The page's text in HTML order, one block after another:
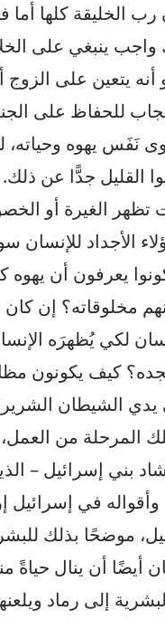
الخليقة كلها أما
واجب ينبغي على
يتعين على
للحفاظ على
يهوه وحياته،
القليل جدًّا عن
تظهر الغيرة أو
الأجداد للإنسان
يعرفون أن
إن كان
لكي يُظهرَه
كيف يكونون
الشيطان
المرحلة من
بني إسرائيل –
في إسرائيل
موضحًا بذلك
أن ينال حياةً
إلى رماد